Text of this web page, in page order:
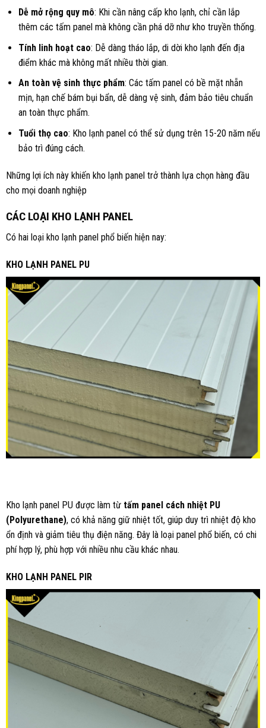
Dễ mở rộng quy mô: Khi cần nâng cấp kho lạnh, chỉ cần lắp
thêm các tấm panel mà không cần phá dỡ như kho truyền thống.
Tính linh hoạt cao: Dễ dàng tháo lắp, di dời kho lạnh đến địa
điểm khác mà không mất nhiều thời gian.
An toàn vệ sinh thực phẩm: Các tấm panel có bề mặt nhẵn
mịn, hạn chế bám bụi bẩn, dễ dàng vệ sinh, đảm bảo tiêu chuẩn
an toàn thực phẩm.
Tuổi thọ cao: Kho lạnh panel có thể sử dụng trên 15-20 năm nếu
bảo trì đúng cách.
Những lợi ích này khiến kho lạnh panel trở thành lựa chọn hàng đầu
cho mọi doanh nghiệp
CÁC LOẠI KHO LẠNH PANEL
Có hai loại kho lạnh panel phổ biến hiện nay:
KHO LẠNH PANEL PU
Kho lạnh panel PU được làm từ tấm panel cách nhiệt PU
(Polyurethane), có khả năng giữ nhiệt tốt, giúp duy trì nhiệt độ kho
ổn định và giảm tiêu thụ điện năng. Đây là loại panel phổ biến, có chi
phí hợp lý, phù hợp với nhiều nhu cầu khác nhau.
KHO LẠNH PANEL PIR